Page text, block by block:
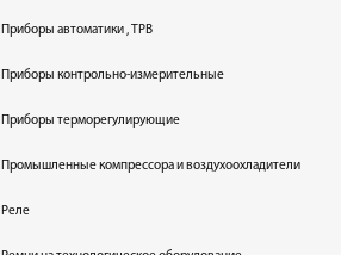
Приборы автоматики , ТРВ
Приборы контрольно-измерительные
Приборы терморегулирующие
Промышленные компрессора и воздухоохладители
Реле